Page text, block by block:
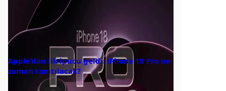
Apple’dan ilk ipucu geldi: iPhone 18 Pro ne
zaman tanıtılacak?